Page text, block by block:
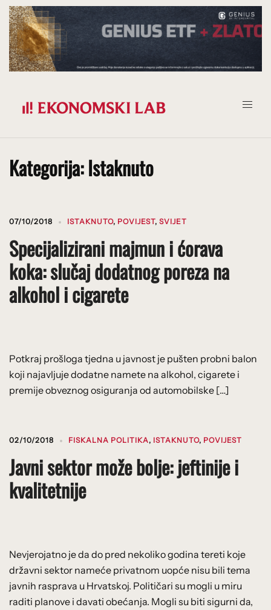
Prijeđi
na
sadržaj
Kategorija:Istaknuto
07/10/2018 ISTAKNUTO, POVIJEST, SVIJET
Specijalizirani majmun i ćorava
koka: slučaj dodatnog poreza na
alkohol i cigarete
Potkraj prošloga tjedna u javnost je pušten probni balon
koji najavljuje dodatne namete na alkohol, cigarete i
premije obveznog osiguranja od automobilske […]
02/10/2018 FISKALNA POLITIKA, ISTAKNUTO, POVIJEST
Javni sektor može bolje: jeftinije i
kvalitetnije
Nevjerojatno je da do pred nekoliko godina tereti koje
državni sektor nameće privatnom uopće nisu bili tema
javnih rasprava u Hrvatskoj. Političari su mogli u miru
raditi planove i davati obećanja. Mogli su biti sigurni da,